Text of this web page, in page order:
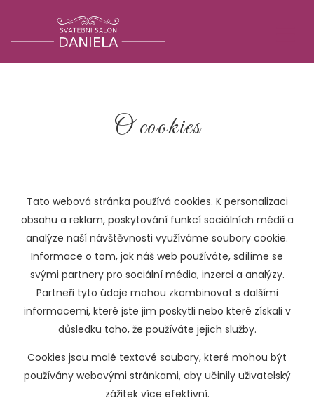
O cookies
Tato webová stránka používá cookies. K personalizaci
obsahu a reklam, poskytování funkcí sociálních médií a
analýze naší návštěvnosti využíváme soubory cookie.
Informace o tom, jak náš web používáte, sdílíme se
svými partnery pro sociální média, inzerci a analýzy.
Partneři tyto údaje mohou zkombinovat s dalšími
informacemi, které jste jim poskytli nebo které získali v
důsledku toho, že používáte jejich služby.
Cookies jsou malé textové soubory, které mohou být
používány webovými stránkami, aby učinily uživatelský
zážitek více efektivní.